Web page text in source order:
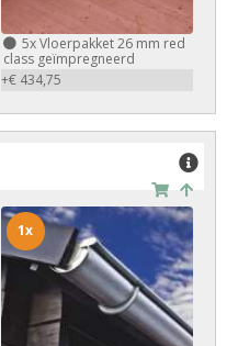
5xVloerpakket 26 mm red
class geïmpregneerd
+€ 434,75
1x